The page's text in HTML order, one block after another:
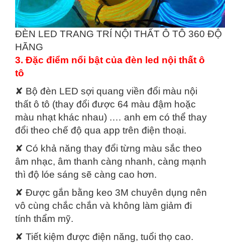
ĐÈN LED TRANG TRÍ NỘI THẤT Ô TÔ 360 ĐỘ
HÃNG
3. Đặc điểm nổi bật của đèn led nội thất ô
tô
✘ Bộ đèn LED sợi quang viền đổi màu nội
thất ô tô (thay đổi được 64 màu đậm hoặc
màu nhạt khác nhau) .… anh em có thể thay
đổi theo chế độ qua app trên điện thoại.
✘ Có khả năng thay đổi từng màu sắc theo
âm nhạc, âm thanh càng nhanh, càng mạnh
thì độ lóe sáng sẽ càng cao hơn.
✘ Được gắn bằng keo 3M chuyên dụng nên
vô cùng chắc chắn và không làm giảm đi
tính thẩm mỹ.
✘ Tiết kiệm được điện năng, tuổi thọ cao.